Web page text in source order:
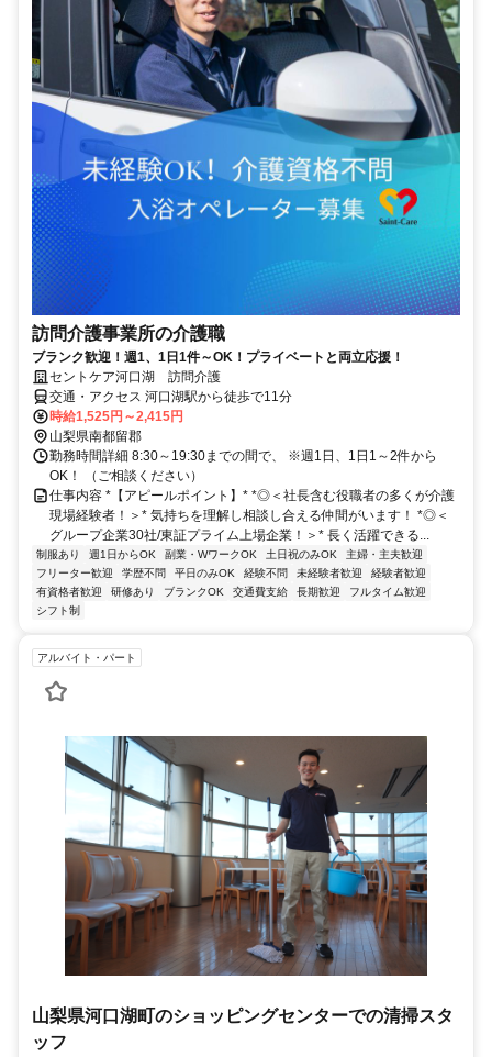
訪問介護事業所の介護職
ブランク歓迎！週1、1日1件～OK！プライベートと両立応援！
セントケア河口湖 訪問介護
交通・アクセス 河口湖駅から徒歩で11分
時給1,525円～2,415円
山梨県南都留郡
勤務時間詳細 8:30～19:30までの間で、 ※週1日、1日1～2件から
OK！ （ご相談ください）
仕事内容 *【アピールポイント】* *◎＜社長含む役職者の多くが介護
現場経験者！＞* 気持ちを理解し相談し合える仲間がいます！ *◎＜
グループ企業30社/東証プライム上場企業！＞* 長く活躍できる...
制服あり 週1日からOK 副業・WワークOK 土日祝のみOK
主婦・主夫歓迎
フリーター歓迎
学歴不問 平日のみOK 経験不問 未経験者歓迎
経験者歓迎
有資格者歓迎
研修あり ブランクOK 交通費支給 長期歓迎
フルタイム歓迎
シフト制
アルバイト・パート
山梨県河口湖町のショッピングセンターでの清掃スタ
ッフ